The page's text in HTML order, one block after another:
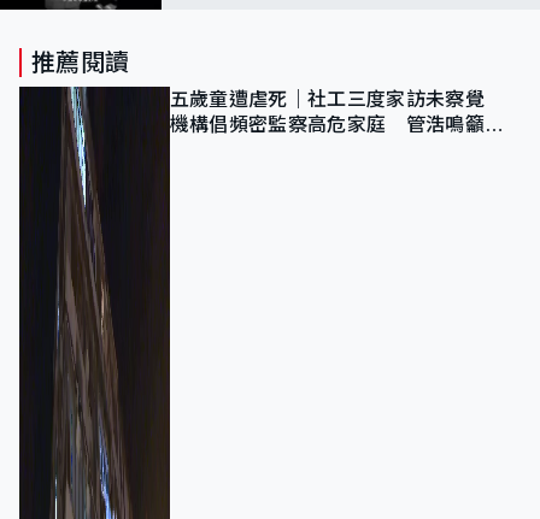
推薦閱讀
五歲童遭虐死｜社工三度家訪未察覺
機構倡頻密監察高危家庭 管浩鳴籲加